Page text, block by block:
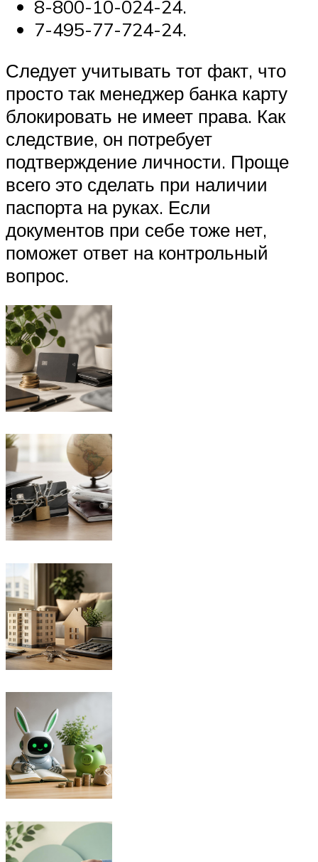
8-800-10-024-24.
7-495-77-724-24.
Следует учитывать тот факт, что
просто так менеджер банка карту
блокировать не имеет права. Как
следствие, он потребует
подтверждение личности. Проще
всего это сделать при наличии
паспорта на руках. Если
документов при себе тоже нет,
поможет ответ на контрольный
вопрос.